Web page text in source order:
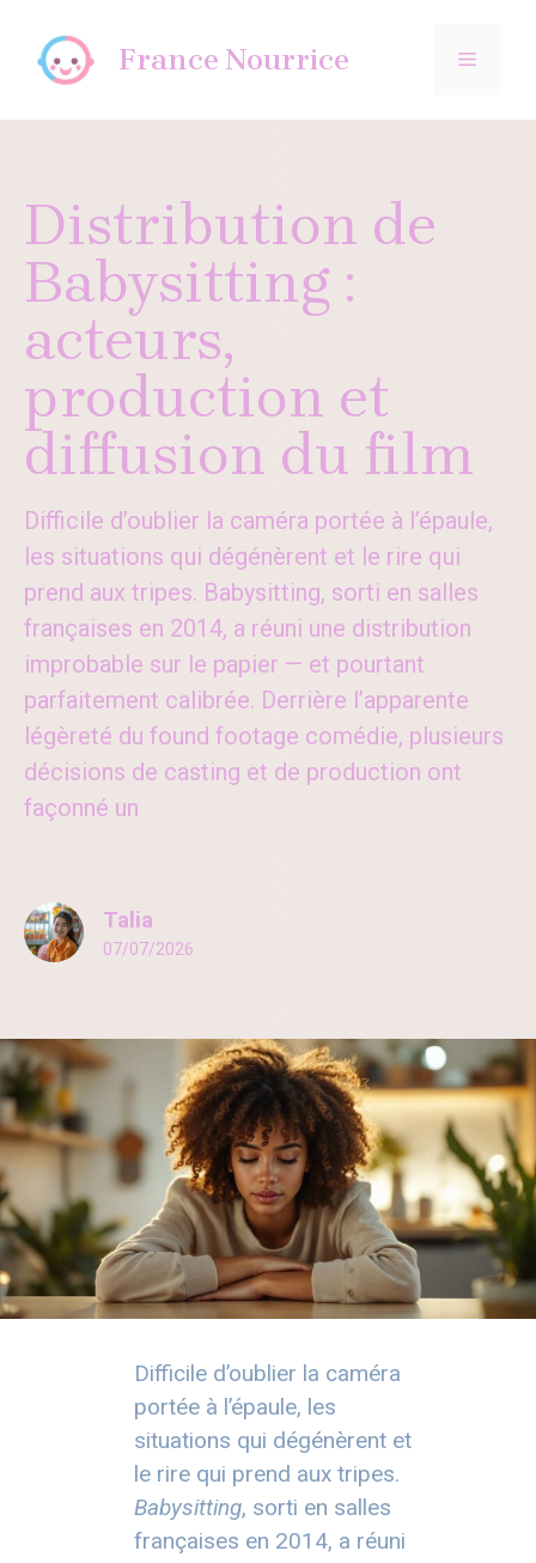
contenu
France Nourrice MENU
Distribution de
Babysitting :
acteurs,
production et
diffusion du film
Difficile d’oublier la caméra portée à l’épaule,
les situations qui dégénèrent et le rire qui
prend aux tripes. Babysitting, sorti en salles
françaises en 2014, a réuni une distribution
improbable sur le papier — et pourtant
parfaitement calibrée. Derrière l’apparente
légèreté du found footage comédie, plusieurs
décisions de casting et de production ont
façonné un
Talia
07/07/2026
Difficile d’oublier la caméra
portée à l’épaule, les
situations qui dégénèrent et
le rire qui prend aux tripes.
Babysitting, sorti en salles
françaises en 2014, a réuni